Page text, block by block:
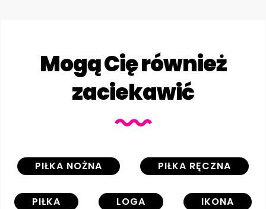
Mogą Cię również
zaciekawić
PIŁKA NOŻNA PIŁKA RĘCZNA
PIŁKA LOGA IKONA